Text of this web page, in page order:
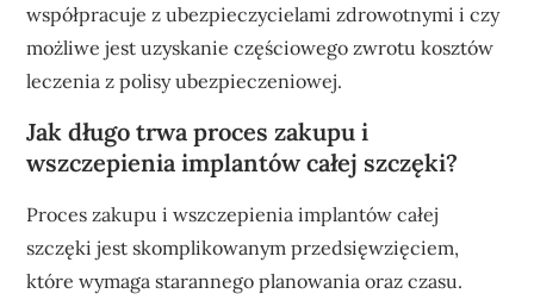
współpracuje z ubezpieczycielami zdrowotnymi i czy
możliwe jest uzyskanie częściowego zwrotu kosztów
leczenia z polisy ubezpieczeniowej.
Jak długo trwa proces zakupu i
wszczepienia implantów całej szczęki?
Proces zakupu i wszczepienia implantów całej
szczęki jest skomplikowanym przedsięwzięciem,
które wymaga starannego planowania oraz czasu.